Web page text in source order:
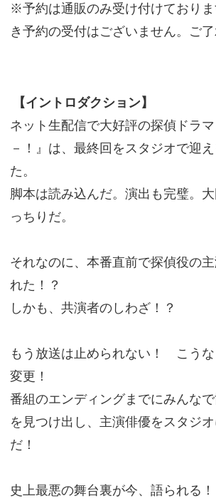
※予約は通販のみ受け付けており
き予約の受付はございません。ご了
【イントロダクション】
ネット生配信で大好評の探偵ドラ
－！』は、最終回をスタジオで迎
た。
脚本は読み込んだ。演出も完璧。
っちりだ。
それなのに、本番直前で探偵役の
れた！？
しかも、共演者のしわざ！？
もう放送は止められない！ こうな
変更！
番組のエンディングまでにみんな
を見つけ出し、主演俳優をスタジ
だ！
史上最悪の舞台裏が今、語られる！